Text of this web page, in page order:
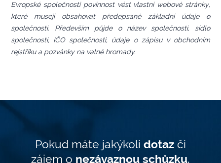
Evropské společnosti povinnost vést vlastní webové stránky,
které musejí obsahovat předepsané základní údaje o
společnosti. Především půjde o název společnosti, sídlo
společnosti, IČO společnosti, údaje o zápisu v obchodním
rejstříku a pozvánky na valné hromady.
Pokud máte jakýkoli dotazči
zájem o nezávaznou schůzku,